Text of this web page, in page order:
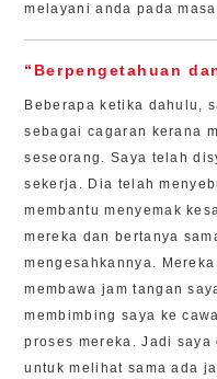
melayani anda pada
“Berpengetahuan
Beberapa ketika dahulu,
sebagai cagaran kerana
seseorang. Saya telah
sekerja. Dia telah
membantu menyemak
mereka dan bertanya
mengesahkannya.
membawa jam tangan
membimbing saya ke
proses mereka. Jadi
untuk melihat sama ada